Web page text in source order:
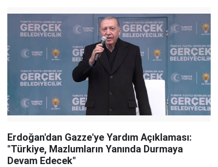
Erdoğan'dan Gazze'ye Yardım Açıklaması:
"Türkiye, Mazlumların Yanında Durmaya
Devam Edecek"